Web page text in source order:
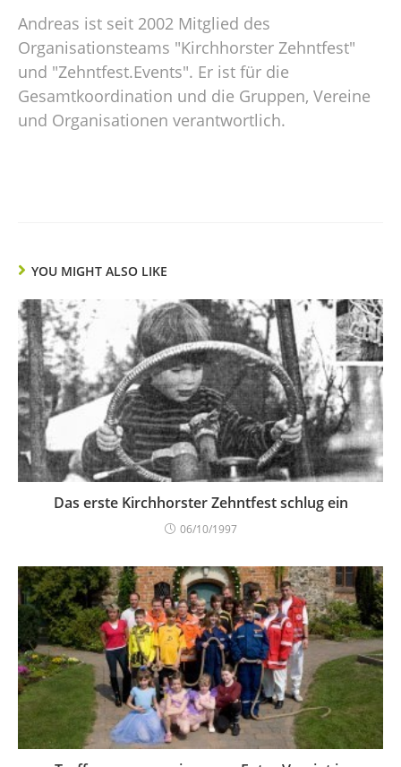
Andreas ist seit 2002 Mitglied des
Organisationsteams "Kirchhorster Zehntfest"
und "Zehntfest.Events". Er ist für die
Gesamtkoordination und die Gruppen, Vereine
und Organisationen verantwortlich.
YOU MIGHT ALSO LIKE
Das erste Kirchhorster Zehntfest schlug ein
06/10/1997